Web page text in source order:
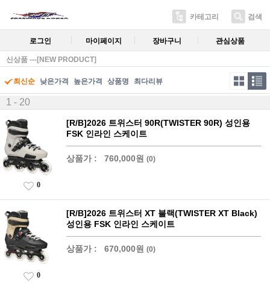
카테고리 검색
로그인 마이페이지 장바구니 관심상품
신상품 ---[NEW PRODUCT]
최신순 낮은가격 높은가격 상품명 최다리뷰
1 - 20
[R/B]2026 트위스터 90R(TWISTER 90R) 성인용
FSK 인라인 스케이트
상품가 : 760,000원 (0)
0
[R/B]2026 트위스터 XT 블랙(TWISTER XT Black)
성인용 FSK 인라인 스케이트
상품가 : 670,000원 (0)
0